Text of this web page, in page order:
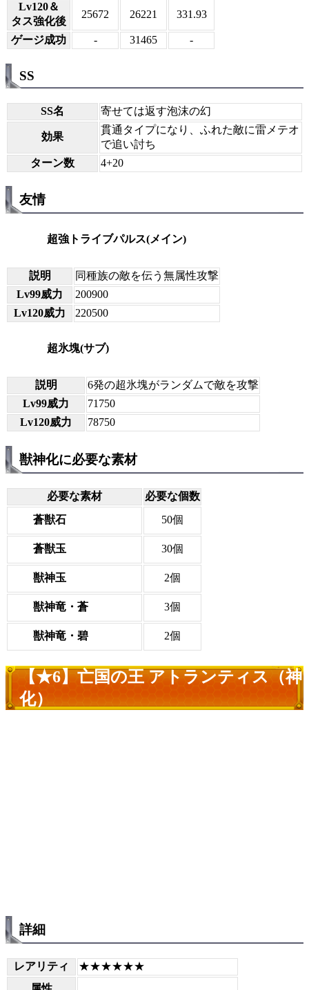
Lv120＆
タス強化後
25672 26221 331.93
ゲージ成功 - 31465 -
SS
SS名 寄せては返す泡沫の幻
効果
貫通タイプになり、ふれた敵に雷メテオ
で追い討ち
ターン数
4+20
友情
超強トライブパルス(メイン)
説明
同種族の敵を伝う無属性攻撃
Lv99威力
200900
Lv120威力
220500
超氷塊(サブ)
説明
6発の超氷塊がランダムで敵を攻撃
Lv99威力
71750
Lv120威力
78750
獣神化に必要な素材
必要な素材
必要な個数
蒼獣石
50個
蒼獣玉 30個
獣神玉 2個
獣神竜・蒼 3個
獣神竜・碧 2個
【★6】亡国の王 アトランティス（神
化）
詳細
レアリティ
★★★★★★